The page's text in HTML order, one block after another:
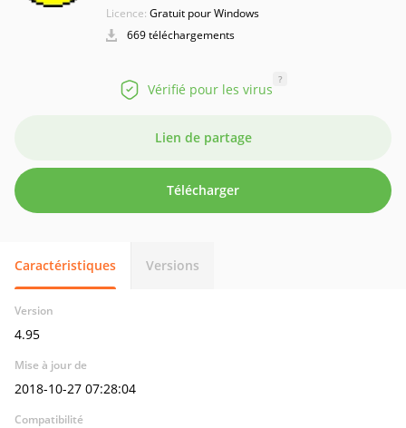
Licence: Gratuit pour Windows
669 téléchargements
Vérifié pour les virus
?
Lien de partage
Télécharger
Caractéristiques Versions
Version
4.95
Mise à jour de
2018-10-27 07:28:04
Compatibilité